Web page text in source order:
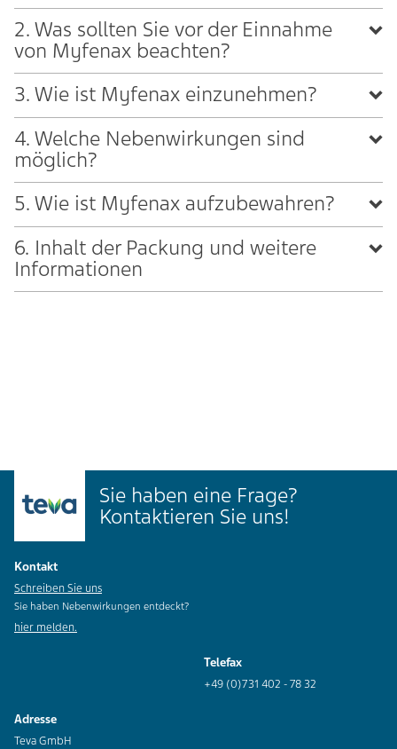
2. Was sollten Sie vor der Einnahme
von Myfenax beachten?
3. Wie ist Myfenax einzunehmen?
4. Welche Nebenwirkungen sind
möglich?
5. Wie ist Myfenax aufzubewahren?
6. Inhalt der Packung und weitere
Informationen
Sie haben eine Frage?
Kontaktieren Sie uns!
Kontakt
Schreiben Sie uns
Sie haben Nebenwirkungen entdeckt?
hier melden.
Telefax
+49 (0)731 402 - 78 32
Adresse
Teva GmbH